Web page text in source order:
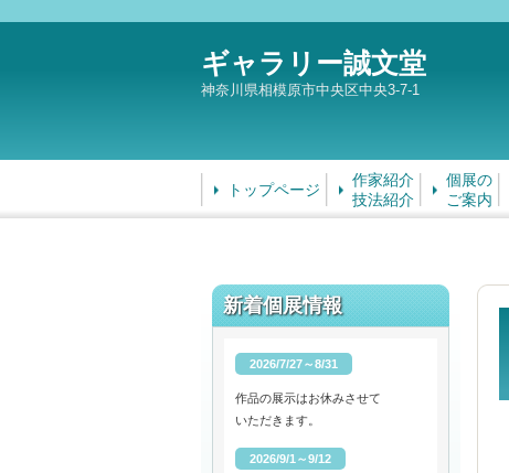
ギャラリー誠文堂
神奈川県相模原市中央区中央3-7-1
トップページ
作家紹介
技法紹介
個展の
ご案内
新着個展情報
2026/7/27～8/31
作品の展示はお休みさせて
いただきます。
2026/9/1～9/12